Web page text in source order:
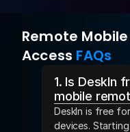
Remote
Access FAQs
1. Is DeskIn
mobile
DeskIn is free
devices.